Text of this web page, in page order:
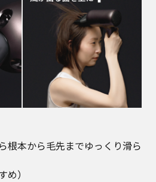
根本から毛先までゆっくり滑ら
め）